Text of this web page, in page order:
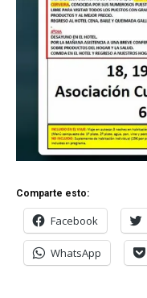
Comparte esto:
Facebook
WhatsApp